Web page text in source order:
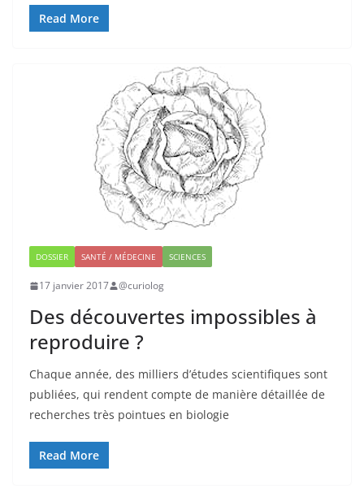
Read More
DOSSIER SANTÉ / MÉDECINE SCIENCES
17 janvier 2017 @curiolog
Des découvertes impossibles à
reproduire ?
Chaque année, des milliers d’études scientifiques sont
publiées, qui rendent compte de manière détaillée de
recherches très pointues en biologie
Read More